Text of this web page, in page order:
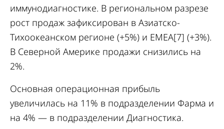
иммунодиагностике. В региональном разрезе
рост продаж зафиксирован в Азиатско-
Тихоокеанском регионе (+5%) и EMEA[7] (+3%).
В Северной Америке продажи снизились на
2%.
Основная операционная прибыль
увеличилась на 11% в подразделении Фарма и
на 4% — в подразделении Диагностика.